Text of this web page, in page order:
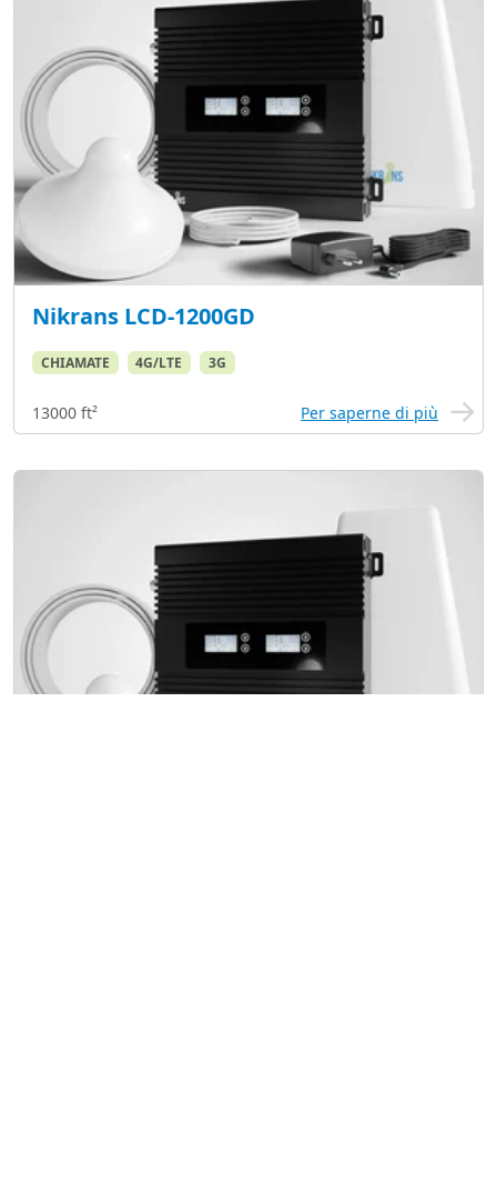
Nikrans LCD-1200GD
CHIAMATE 4G/LTE 3G
13000 ft² Per saperne di più